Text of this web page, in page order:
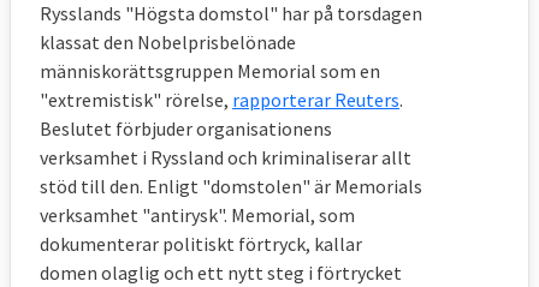
Rysslands "Högsta domstol" har på torsdagen
klassat den Nobelprisbelönade
människorättsgruppen Memorial som en
"extremistisk" rörelse, rapporterar Reuters.
Beslutet förbjuder organisationens
verksamhet i Ryssland och kriminaliserar allt
stöd till den. Enligt "domstolen" är Memorials
verksamhet "antirysk". Memorial, som
dokumenterar politiskt förtryck, kallar
domen olaglig och ett nytt steg i förtrycket